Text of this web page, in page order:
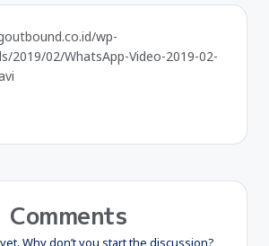
wp-
2019/02/WhatsApp-Video-2019-02-
Comments
Why don’t you start the discussion?